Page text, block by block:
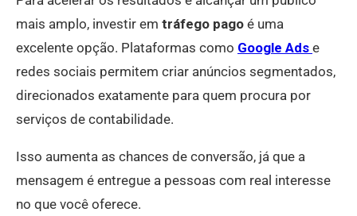
mais amplo, investir em tráfego pago é uma
excelente opção. Plataformas como Google Ads e
redes sociais permitem criar anúncios segmentados,
direcionados exatamente para quem procura por
serviços de contabilidade.
Isso aumenta as chances de conversão, já que a
mensagem é entregue a pessoas com real interesse
no que você oferece.